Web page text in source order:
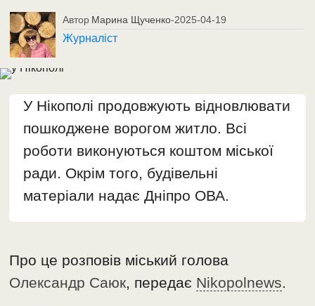
Автор Марина Щученко-2025-04-19
Журналіст
У Нікополі продовжують відновлювати
пошкоджене ворогом житло. Всі
роботи виконуються коштом міської
ради. Окрім того, будівельні
матеріали надає Дніпро ОВА.
Про це розповів міський голова
Олександр Саюк, передає Nikopolnews.